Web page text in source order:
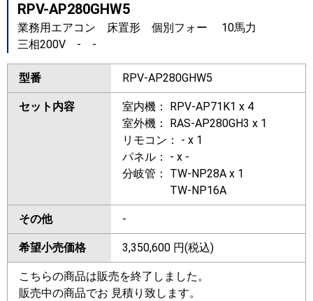
RPV-AP280GHW5
業務用エアコン 床置形 個別フォー 10馬力
三相200V - -
型番 RPV-AP280GHW5
セット内容
室内機： RPV-AP71K1 x 4
室外機： RAS-AP280GH3 x 1
リモコン： - x 1
パネル： - x -
分岐管： TW-NP28A x 1
TW-NP16A
その他 -
希望小売価格 3,350,600 円(税込)
こちらの商品は販売を終了しました。
販売中の商品でお 見積り致します。